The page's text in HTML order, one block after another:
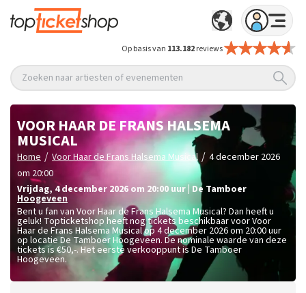
Op basis van 113.182reviews
Zoeken naar artiesten of evenementen
VOOR HAAR DE FRANS HALSEMA
MUSICAL
Home / Voor Haar de Frans Halsema Musical / 4 december 2026
om 20:00
vrijdag, 4 december 2026 om 20:00 uur De Tamboer
Hoogeveen
Bent u fan van Voor Haar de Frans Halsema Musical? Dan heeft u
geluk! Topticketshop heeft nog tickets beschikbaar voor Voor
Haar de Frans Halsema Musical op 4 december 2026 om 20:00 uur
op locatie De Tamboer Hoogeveen. De nominale waarde van deze
tickets is€50,-. Het eerste verkooppunt is De Tamboer
Hoogeveen.